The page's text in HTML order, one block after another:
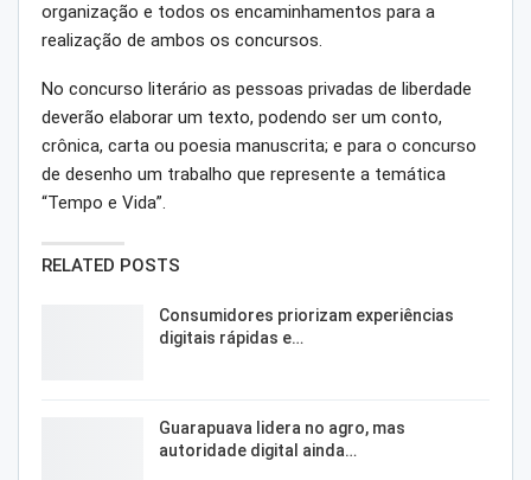
organização e todos os encaminhamentos para a
realização de ambos os concursos.
No concurso literário as pessoas privadas de liberdade
deverão elaborar um texto, podendo ser um conto,
crônica, carta ou poesia manuscrita; e para o concurso
de desenho um trabalho que represente a temática
“Tempo e Vida”.
RELATED POSTS
Consumidores priorizam experiências
digitais rápidas e…
Guarapuava lidera no agro, mas
autoridade digital ainda…